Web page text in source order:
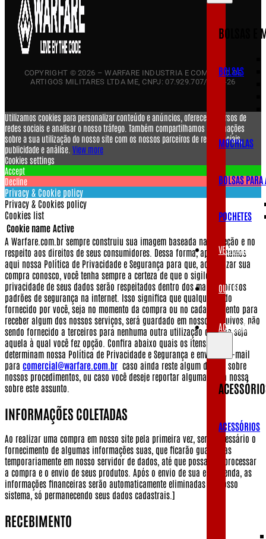
BOLSAS E
BOLSAS
MOCHILAS
BOLSAS
POCHETES
VESTUÁRIOS
OUTLET
ACESSÓRIOS
ACESSÓRIOS
COPYRIGHT © 2026 – WARFARE INDUSTRIA E COMERCIO DE
ARTIGOS MILITARES LTDA ME, CNPJ: 07.929.707/0001-26
Utilizamos cookies para personalizar conteúdo e anúncios, oferecer recursos de
redes sociais e analisar o nosso tráfego. Também compartilhamos informações
sobre a sua utilização do nosso site com os nossos parceiros de redes sociais,
publicidade e análise. View more
Cookies settings
Accept
Decline
Privacy & Cookie policy
Privacy & Cookies policy
Cookies list
Cookie name Active
A Warfare.com.br sempre construiu sua imagem baseada na proteção e no
respeito aos direitos de seus consumidores. Dessa forma, apresentamos
aqui nossa Política de Privacidade e Segurança para que, ao realizar sua
compra conosco, você tenha sempre a certeza de que o sigilo e a
privacidade de seus dados serão respeitados dentro dos mais rigorosos
padrões de segurança na internet. Isso significa que qualquer dado
fornecido por você, seja no momento da compra ou no cadastramento para
receber algum dos nossos serviços, será guardado em nossos arquivos, não
sendo fornecido a terceiros para nenhuma outra utilização que não seja
aquela à qual você fez opção. Confira abaixo quais os itens que
determinam nossa Política de Privacidade e Segurança e envie um e-mail
para comercial@warfare.com.br caso ainda reste algum dúvida sobre
nossos procedimentos, ou caso você deseje reportar alguma falha nossa
sobre este assunto.
INFORMAÇÕES COLETADAS
Ao realizar uma compra em nosso site pela primeira vez, será necessário o
fornecimento de algumas informações suas, que ficarão guardadas
temporariamente em nosso servidor de dados, até que possamos processar
a compra e o envio de seus produtos. Após o envio de sua encomenda, as
informações financeiras serão automaticamente eliminadas do nosso
sistema, só permanecendo seus dados cadastrais.]
RECEBIMENTO